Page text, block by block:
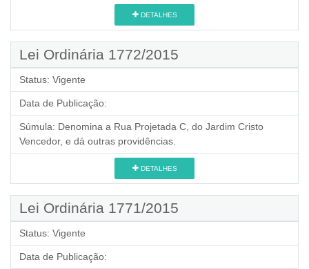
DETALHES
Lei Ordinária 1772/2015
Status: Vigente
Data de Publicação:
Súmula: Denomina a Rua Projetada C, do Jardim Cristo
Vencedor, e dá outras providências.
DETALHES
Lei Ordinária 1771/2015
Status: Vigente
Data de Publicação: